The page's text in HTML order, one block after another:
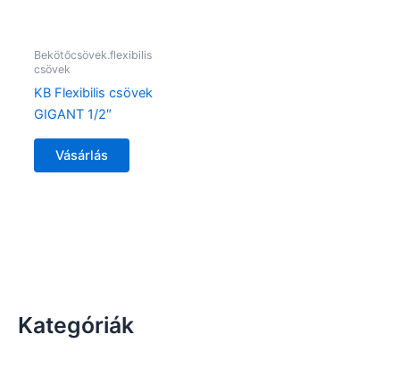
Kategóriák
Bekötőcsövek.flexibilis
csövek
KB Flexibilis csövek
GIGANT 1/2″
Vásárlás